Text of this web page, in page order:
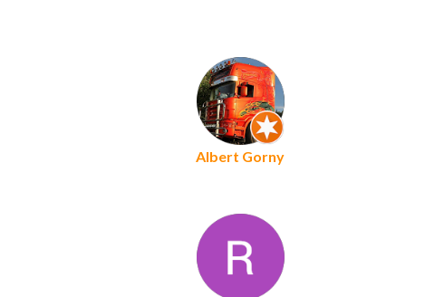
Albert Gorny